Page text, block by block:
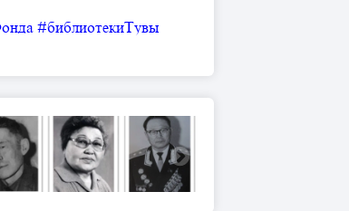
#библиотекиТувы